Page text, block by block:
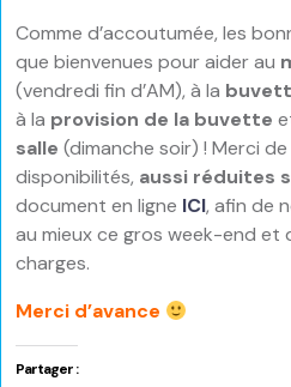
Comme d’accoutumée, les
que bienvenues pour aider au
(vendredi fin d’AM), à la
à la provision de la buvette
salle (dimanche soir) ! Merci
disponibilités, aussi réduites
document en ligne ICI, afin de
au mieux ce gros week-end et
charges.
Merci d’avance
Partager :